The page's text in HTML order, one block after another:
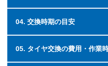
04. 交換時期の目安
05. タイヤ交換の費用・作業